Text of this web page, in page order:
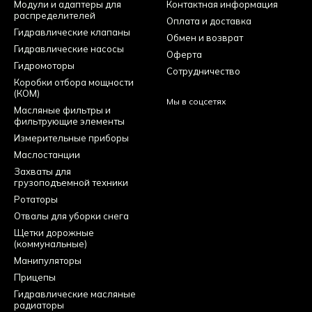
Модули и адаптеры для
распределителей
Гидравлические клапаны
Гидравлические насосы
Гидромоторы
Коробки отбора мощности
(КОМ)
Масляные фильтры и
фильтрующие элементы
Измерительные приборы
Маслостанции
Захваты для
грузоподъемной техники
Ротаторы
Отвалы для уборки снега
Щетки дорожные
(коммунальные)
Манипуляторы
Прицепы
Гидравлические масляные
радиаторы
Контактная информация
Оплата и доставка
Обмен и возврат
Оферта
Сотрудничество
Мы в соцсетях